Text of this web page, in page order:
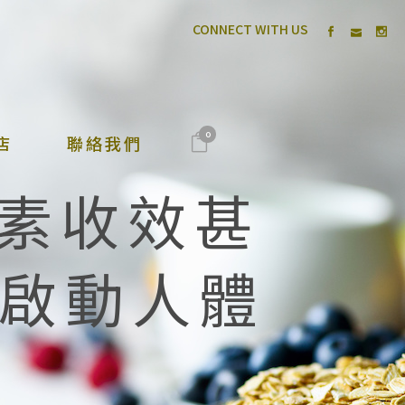
CONNECT WITH US
聯絡我們 0
收效甚
動人體